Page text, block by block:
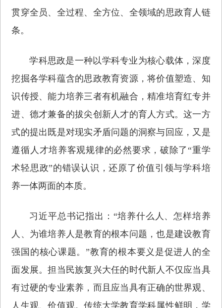
贯穿全员、全过程、全方位、全领域的思政育人链
条。
学科思政是一种以学科专业为核心载体，深度
挖掘各学科蕴含的思政教育资源，将价值塑造、知
识传授、能力培养三者有机融合，精准培育红专并
进、德才兼备的拔尖创新人才的育人方式。这一方
式的提出既是对现实矛盾问题的洞察与回应，又是
遵循人才培养客观规律的必然要求，破除了“重学
术轻思政”的错误认识，还原了价值引领与学科培
养一体两面的本质。
习近平总书记指出：“培养什么人、怎样培养
人、为谁培养人是教育的根本问题，也是建设教育
强国的核心课题。”教育的根本要义是促进人的全
面发展。担当民族复兴大任的时代新人不仅应当具
有过硬的专业素养，而且应当具有正确的世界观、
人生观、价值观。传统大学教育学科属性鲜明，学